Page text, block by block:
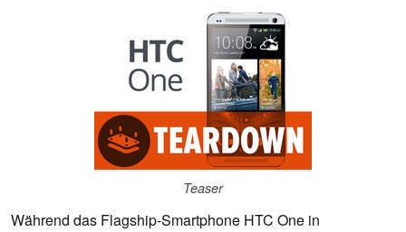
Teaser
Während das Flagship-Smartphone HTC One in